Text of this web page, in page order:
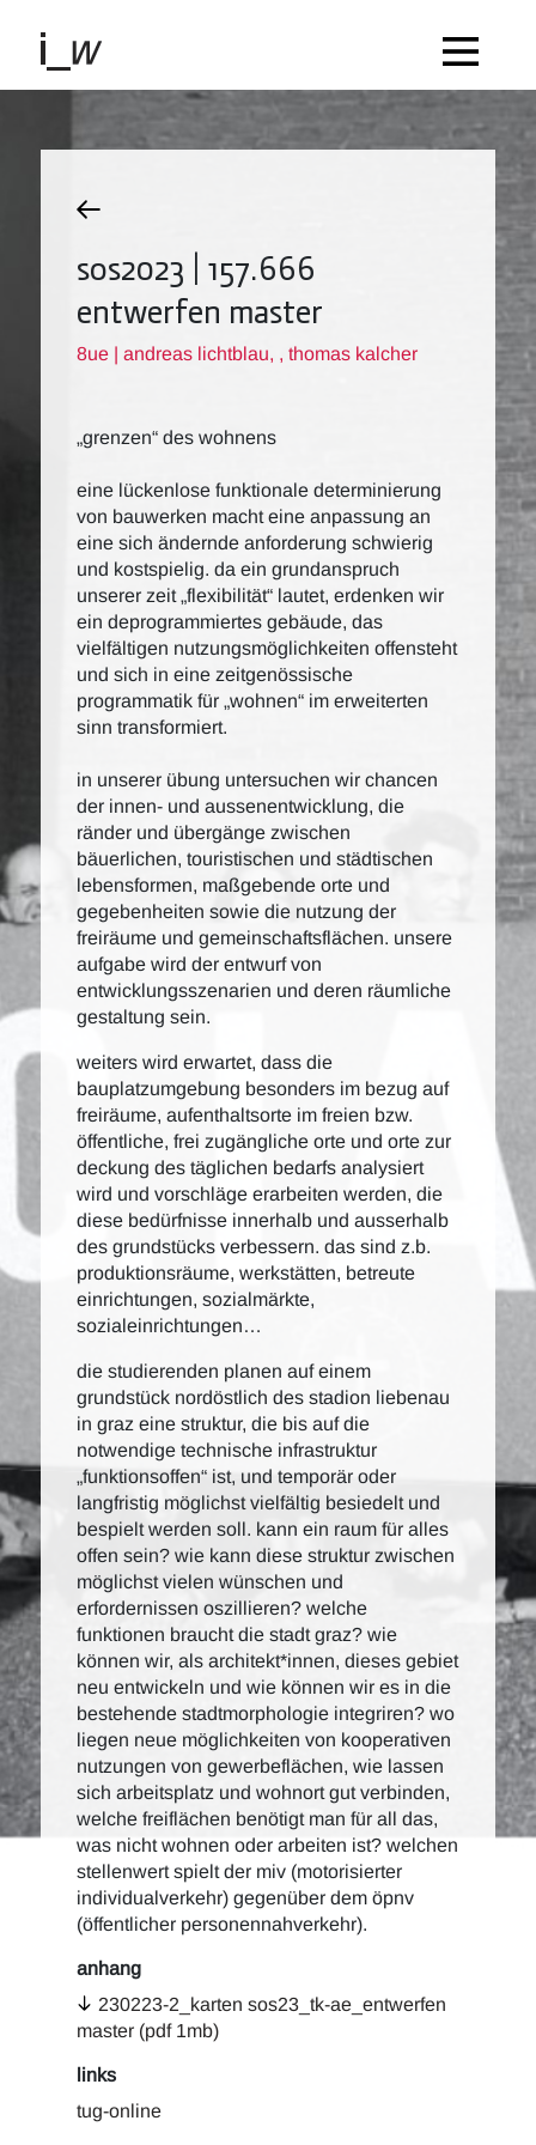
sos2023 | 157.666
entwerfen master
8ue | andreas lichtblau, , thomas kalcher
„grenzen“ des wohnens
eine lückenlose funktionale determinierung
von bauwerken macht eine anpassung an
eine sich ändernde anforderung schwierig
und kostspielig. da ein grundanspruch
unserer zeit „flexibilität“ lautet, erdenken wir
ein deprogrammiertes gebäude, das
vielfältigen nutzungsmöglichkeiten offensteht
und sich in eine zeitgenössische
programmatik für „wohnen“ im erweiterten
sinn transformiert.
in unserer übung untersuchen wir chancen
der innen- und aussenentwicklung, die
ränder und übergänge zwischen
bäuerlichen, touristischen und städtischen
lebensformen, maßgebende orte und
gegebenheiten sowie die nutzung der
freiräume und gemeinschaftsflächen. unsere
aufgabe wird der entwurf von
entwicklungsszenarien und deren räumliche
gestaltung sein.
weiters wird erwartet, dass die
bauplatzumgebung besonders im bezug auf
freiräume, aufenthaltsorte im freien bzw.
öffentliche, frei zugängliche orte und orte zur
deckung des täglichen bedarfs analysiert
wird und vorschläge erarbeiten werden, die
diese bedürfnisse innerhalb und ausserhalb
des grundstücks verbessern. das sind z.b.
produktionsräume, werkstätten, betreute
einrichtungen, sozialmärkte,
sozialeinrichtungen…
die studierenden planen auf einem
grundstück nordöstlich des stadion liebenau
in graz eine struktur, die bis auf die
notwendige technische infrastruktur
„funktionsoffen“ ist, und temporär oder
langfristig möglichst vielfältig besiedelt und
bespielt werden soll. kann ein raum für alles
offen sein? wie kann diese struktur zwischen
möglichst vielen wünschen und
erfordernissen oszillieren? welche
funktionen braucht die stadt graz? wie
können wir, als architekt*innen, dieses gebiet
neu entwickeln und wie können wir es in die
bestehende stadtmorphologie integriren? wo
liegen neue möglichkeiten von kooperativen
nutzungen von gewerbeflächen, wie lassen
sich arbeitsplatz und wohnort gut verbinden,
welche freiflächen benötigt man für all das,
was nicht wohnen oder arbeiten ist? welchen
stellenwert spielt der miv (motorisierter
individualverkehr) gegenüber dem öpnv
(öffentlicher personennahverkehr).
anhang
230223-2_karten sos23_tk-ae_entwerfen
master (pdf 1mb)
links
tug-online